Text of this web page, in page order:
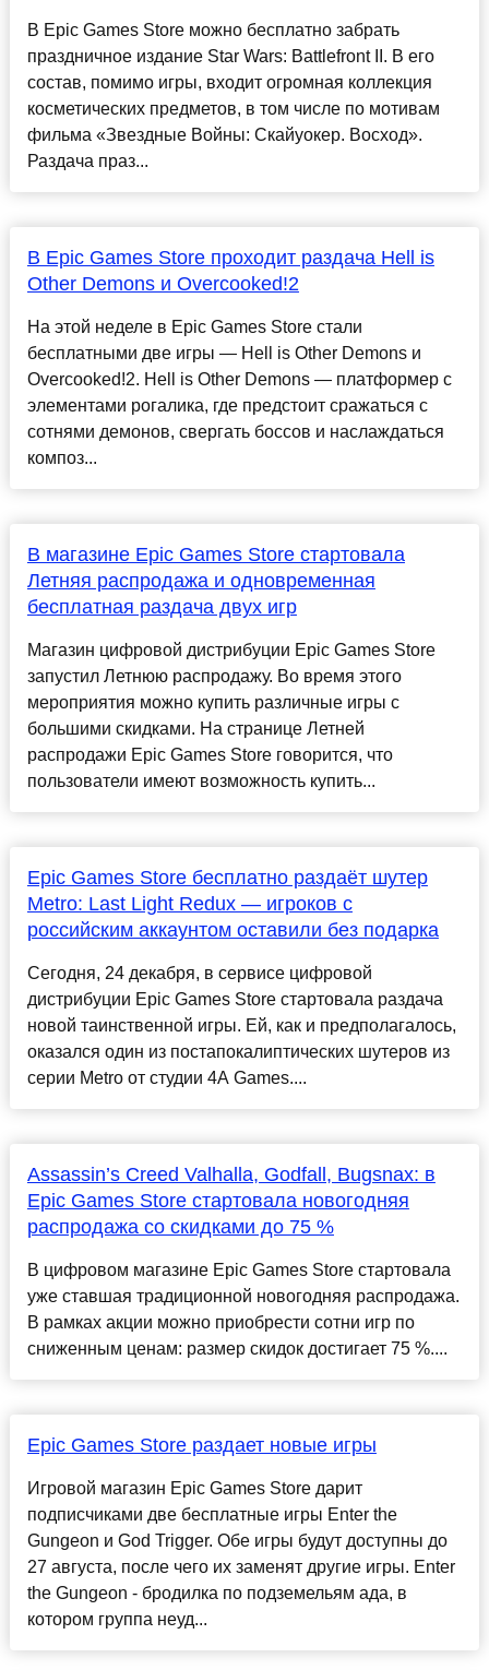
В Epic Games Store можно бесплатно забрать
праздничное издание Star Wars: Battlefront II. В его
состав, помимо игры, входит огромная коллекция
косметических предметов, в том числе по мотивам
фильма «Звездные Войны: Скайуокер. Восход».
Раздача праз...
В Epic Games Store проходит раздача Hell is
Other Demons и Overcooked!2
На этой неделе в Epic Games Store стали
бесплатными две игры — Hell is Other Demons и
Overcooked!2. Hell is Other Demons — платформер с
элементами рогалика, где предстоит сражаться с
сотнями демонов, свергать боссов и наслаждаться
композ...
В магазине Epic Games Store стартовала
Летняя распродажа и одновременная
бесплатная раздача двух игр
Магазин цифровой дистрибуции Epic Games Store
запустил Летнюю распродажу. Во время этого
мероприятия можно купить различные игры с
большими скидками. На странице Летней
распродажи Epic Games Store говорится, что
пользователи имеют возможность купить...
Epic Games Store бесплатно раздаёт шутер
Metro: Last Light Redux — игроков с
российским аккаунтом оставили без подарка
Сегодня, 24 декабря, в сервисе цифровой
дистрибуции Epic Games Store стартовала раздача
новой таинственной игры. Ей, как и предполагалось,
оказался один из постапокалиптических шутеров из
серии Metro от студии 4A Games....
Assassin’s Creed Valhalla, Godfall, Bugsnax: в
Epic Games Store стартовала новогодняя
распродажа со скидками до 75 %
В цифровом магазине Epic Games Store стартовала
уже ставшая традиционной новогодняя распродажа.
В рамках акции можно приобрести сотни игр по
сниженным ценам: размер скидок достигает 75 %....
Epic Games Store раздает новые игры
Игровой магазин Epic Games Store дарит
подписчиками две бесплатные игры Enter the
Gungeon и God Trigger. Обе игры будут доступны до
27 августа, после чего их заменят другие игры. Enter
the Gungeon - бродилка по подземельям ада, в
котором группа неуд...